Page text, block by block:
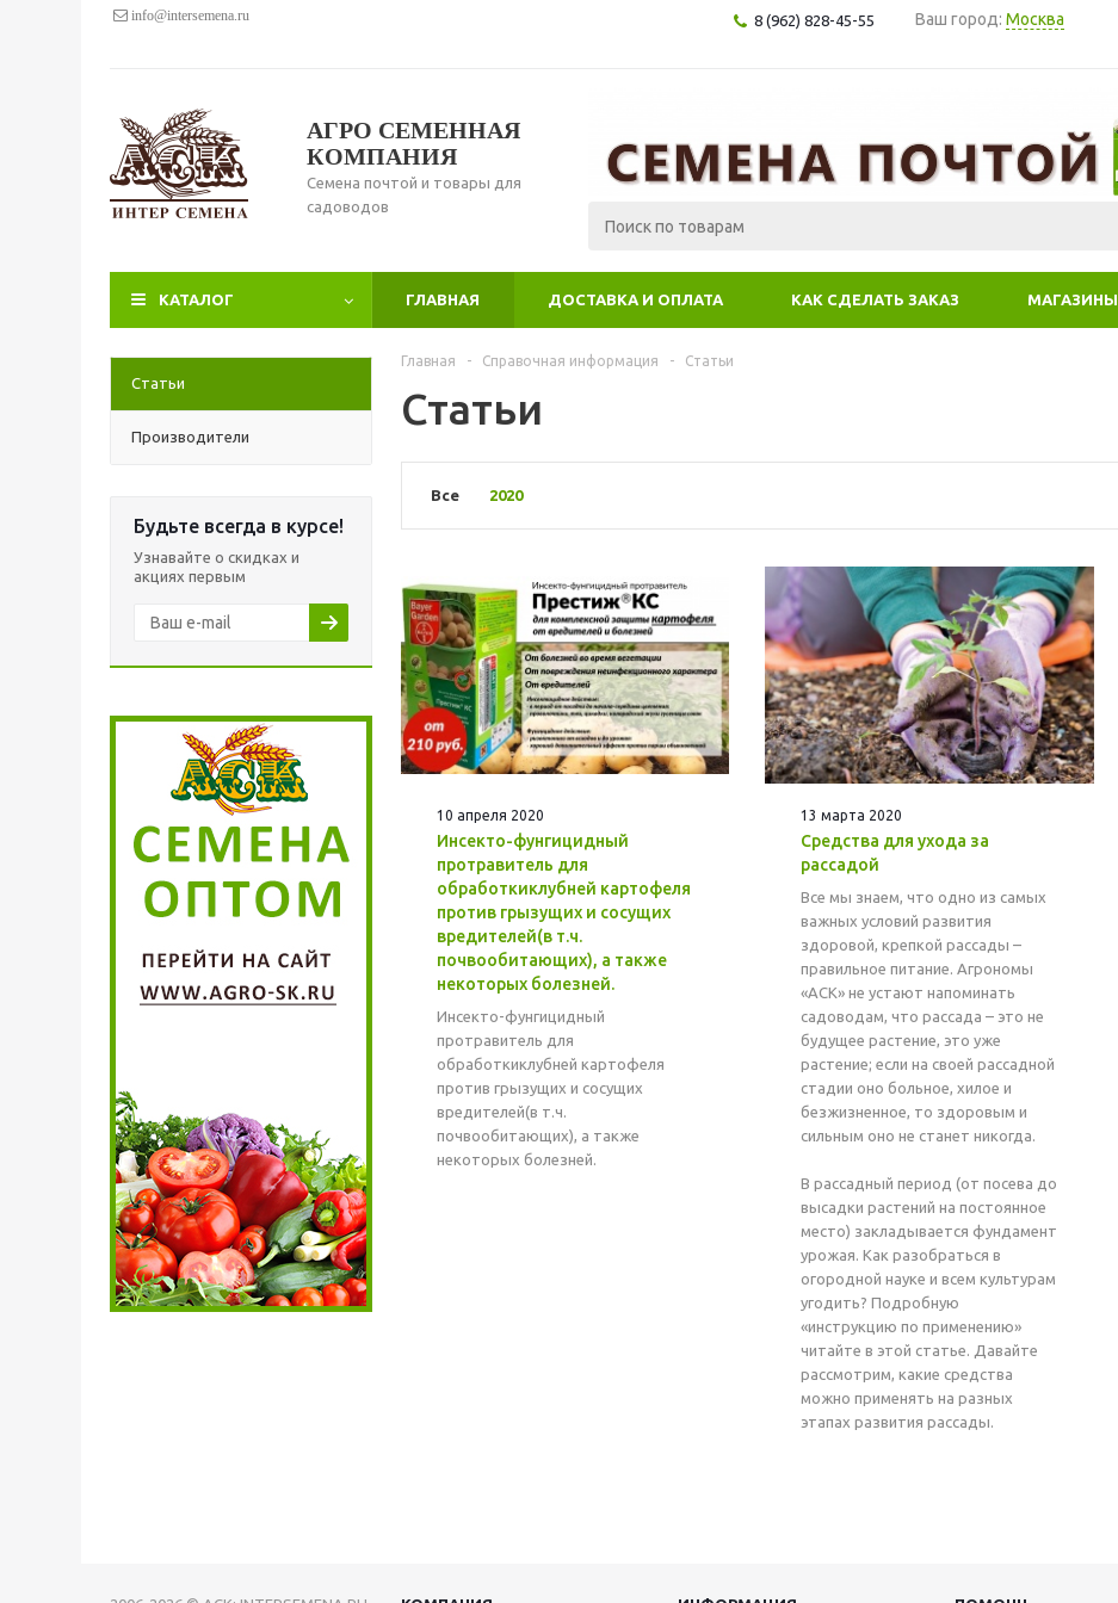
info@intersemena.ru 8 (962) 828-45-55 Ваш город: Москва
АГРО СЕМЕННАЯ
КОМПАНИЯ
Семена почтой и товары для
садоводов
КАТАЛОГ ГЛАВНАЯ ДОСТАВКА И ОПЛАТА КАК СДЕЛАТЬ ЗАКАЗ МАГАЗИНЫ
Статьи
Производители
Будьте всегда в курсе!
Узнавайте о скидках и
акциях первым
Главная - Справочная информация - Статьи
Статьи
Все 2020
10 апреля 2020
Инсекто-фунгицидный
протравитель для
обработкиклубней картофеля
против грызущих и сосущих
вредителей(в т.ч.
почвообитающих), а также
некоторых болезней.
Инсекто-фунгицидный
протравитель для
обработкиклубней картофеля
против грызущих и сосущих
вредителей(в т.ч.
почвообитающих), а также
некоторых болезней.
13 марта 2020
Средства для ухода за
рассадой
Все мы знаем, что одно из самых
важных условий развития
здоровой, крепкой рассады –
правильное питание. Агрономы
«АСК» не устают напоминать
садоводам, что рассада – это не
будущее растение, это уже
растение; если на своей рассадной
стадии оно больное, хилое и
безжизненное, то здоровым и
сильным оно не станет никогда.
В рассадный период (от посева до
высадки растений на постоянное
место) закладывается фундамент
урожая. Как разобраться в
огородной науке и всем культурам
угодить? Подробную
«инструкцию по применению»
читайте в этой статье. Давайте
рассмотрим, какие средства
можно применять на разных
этапах развития рассады.